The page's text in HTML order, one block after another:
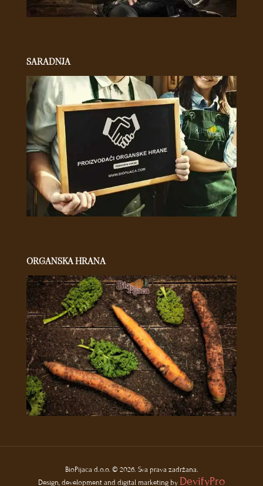
SARADNJA
ORGANSKA HRANA
BioPijaca d.o.o. © 2026. Sva prava zadržana.
Design, development and digital marketing by DevifyPro